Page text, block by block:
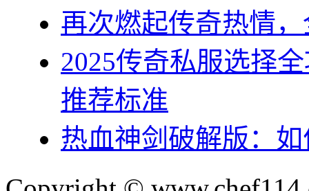
再次燃起传奇热情
2025传奇私服选择
推荐标准
热血神剑破解版：